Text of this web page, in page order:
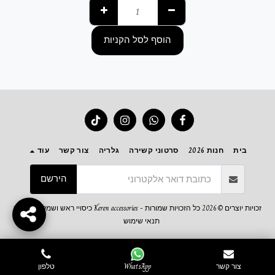
הוסף לסל הקניות
בית חנות 2026 סרטוני קשירה גלריה צור קשר עוד
הירשם
זכויות יוצרים © 2026 כל הזכויות שמורות -
Keren accessories כיסויי ראש ושמלות צנועות
תנאי שימוש
WhatsApp טלפון צור קשר